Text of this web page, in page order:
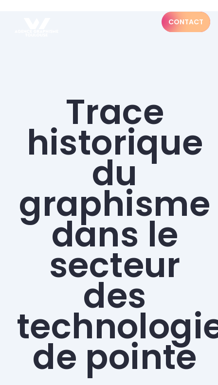
CONTACT
Trace
historique
du
graphisme
dans le
secteur
des
de pointe